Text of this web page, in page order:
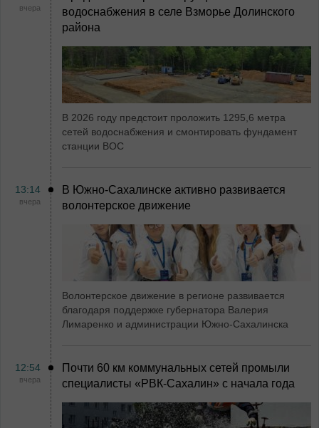
вчера
водоснабжения в селе Взморье Долинского
района
В 2026 году предстоит проложить 1295,6 метра
сетей водоснабжения и смонтировать фундамент
станции ВОС
13:14
вчера
В Южно-Сахалинске активно развивается
волонтерское движение
Волонтерское движение в регионе развивается
благодаря поддержке губернатора Валерия
Лимаренко и администрации Южно-Сахалинска
12:54
вчера
Почти 60 км коммунальных сетей промыли
специалисты «РВК‑Сахалин» с начала года